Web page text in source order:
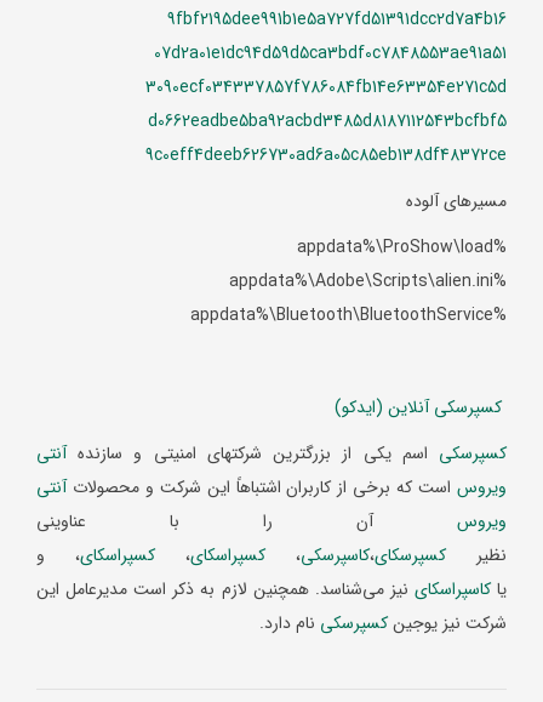
9fbf2195dee991b1e5a727fd51391dcc2d7a4b16
07d2a01e1dc94d59d5ca3bdf0c7848553ae91a51
3090ecf034337857f786084fb14e63354e271c5d
d0662eadbe5ba92acbd3485d8187112543bcfbf5
9c0eff4deeb626730ad6a05c85eb138df48372ce
مسیرهای آلوده
%appdata%\ProShow\load
%appdata%\Adobe\Scripts\alien.ini
%appdata%\Bluetooth\BluetoothService
کسپرسکی آنلاین (ایدکو)
کسپرسکی اسم یکی از بزرگترین شرکتهای امنیتی و سازندهآنتی
ویروس است که برخی از کاربران اشتباهاً این شرکت و محصولاتآنتی
ویروسآن را با عناوینی
نظیر کسپرسکای،کاسپرسکی، کسپراسکای، کسپراسکای، و
یاکاسپراسکای نیز می‌شناسد. همچنین لازم به ذکر است مدیرعامل این
شرکت نیز یوجینکسپرسکی نام دارد.